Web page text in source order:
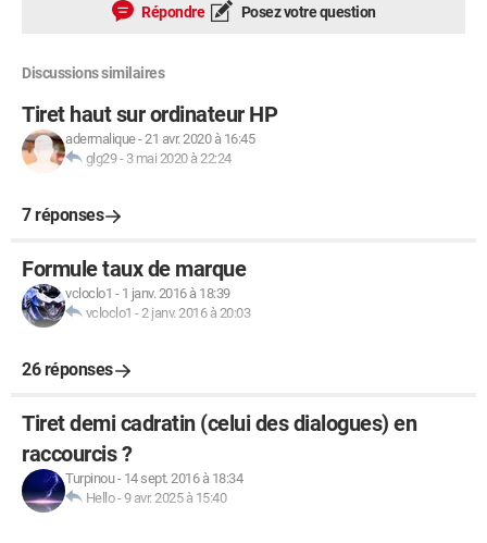
Répondre Posez votre question
Discussions similaires
Tiret haut sur ordinateur HP
adermalique-21 avr. 2020 à 16:45
glg29- 3 mai 2020 à 22:24
7 réponses
Formule taux de marque
vcloclo1 - 1 janv. 2016 à 18:39
vcloclo1 -2 janv. 2016 à 20:03
26 réponses
Tiret demi cadratin (celui des dialogues) en
raccourcis ?
Turpinou- 14 sept. 2016 à 18:34
Hello-9 avr. 2025 à 15:40